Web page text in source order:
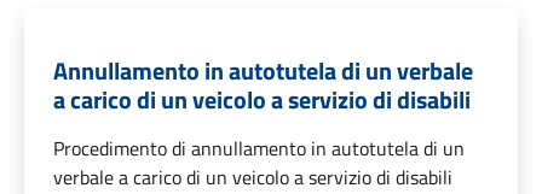
Annullamento in autotutela di un verbale
a carico di un veicolo a servizio di disabili
Procedimento di annullamento in autotutela di un
verbale a carico di un veicolo a servizio di disabili